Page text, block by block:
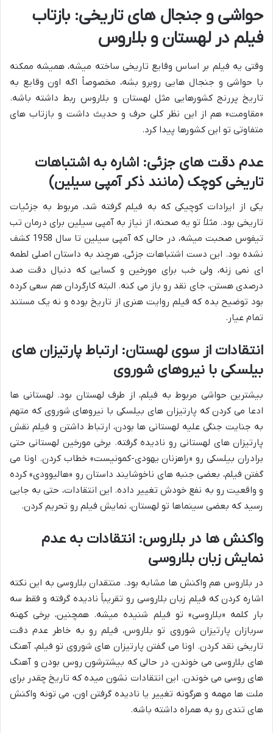
حواشی و جنجال های تاریخی: بازتاب
فیلم در لهستان و بلاروس
وقتی یه فیلم بر اساس وقایع تاریخی ساخته میشه، همیشه ممکنه
با حواشی و جنجال هایی روبرو بشه، مخصوصاً اگه اون وقایع به
تاریخ پررنج کشورهایی مثل لهستان و بلاروس ربط داشته باشه.
«مقاومت» هم از این نظر کلی حرف و حدیث داشت و بازتاب های
متفاوتی تو این کشورها پیدا کرد.
عدم دقت های جزئی: اشاره به اشتباهات
تاریخی کوچک (مانند ذکر آمپی سیلین)
یکی از ایرادات کوچیکی که به فیلم گرفته شد، مربوط به جزئیات
تاریخی بود. مثلاً تو یه صحنه، از نیاز به آمپی سیلین برای درمان تب
تیفوس صحبت میشه، در حالی که آمپی سیلین تا سال 1958 کشف
نشده بود. این دست اشتباهات جزئی، هرچند به داستان اصلی لطمه
ای نمی زنه، ولی خب برای مورخین و کسایی که دنبال دقت صد
درصدی هستن، جای نقد رو باز می کنه. البته کارگردان هم سعی کرده
بود توضیح بده که فیلم روایت هنری از تاریخ بوده و نه یک مستند
تمام عیار.
انتقادات از سوی لهستان: ارتباط پارتیزان های
بیلسکی با نیروهای شوروی
بیشترین حواشی مربوط به فیلم، از طرف لهستان بود. لهستانی ها
ادعا می کردن که پارتیزان های بیلسکی با نیروهای شوروی که متهم
به جنایت جنگی علیه لهستانی ها بودن، ارتباط داشتن و فیلم نقش
پارتیزان های لهستانی رو نادیده گرفته. برخی مورخین لهستانی حتی
برادران بیلسکی رو «راهزنان یهودی-کمونیست» خطاب کردن. اونا می
گفتن فیلم، بعضی جنبه های ناخوشایند داستان رو «هالیوودی» کرده
و واقعیت رو به نفع خودش تغییر داده. این انتقادات، حتی به جایی
رسید که بعضی سینماها تو لهستان، نمایش فیلم رو تحریم کردن.
واکنش ها در بلاروس: انتقادات به عدم
نمایش زبان بلاروسی
در بلاروس هم واکنش ها مشابه بود. منتقدان بلاروسی به این نکته
اشاره کردن که فیلم زبان بلاروسی رو تقریباً نادیده گرفته و فقط سه
بار کلمه «بلاروسی» تو فیلم شنیده میشه. همچنین، برخی کهنه
سربازان پارتیزان شوروی تو بلاروس، فیلم رو به خاطر عدم دقت
تاریخی نقد کردن. اونا می گفتن پارتیزان های شوروی تو فیلم، آهنگ
های بلاروسی می خوندن، در حالی که بیشترشون روس بودن و آهنگ
های روسی می خوندن. این انتقادات نشون میده که تاریخ چقدر برای
ملت ها مهمه و هرگونه تغییر یا نادیده گرفتن اون، می تونه واکنش
های تندی رو به همراه داشته باشه.